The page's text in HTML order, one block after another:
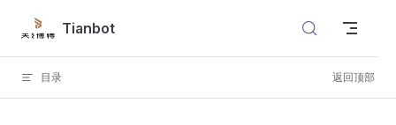
Skip to content
Tianbot
目录 返回顶部